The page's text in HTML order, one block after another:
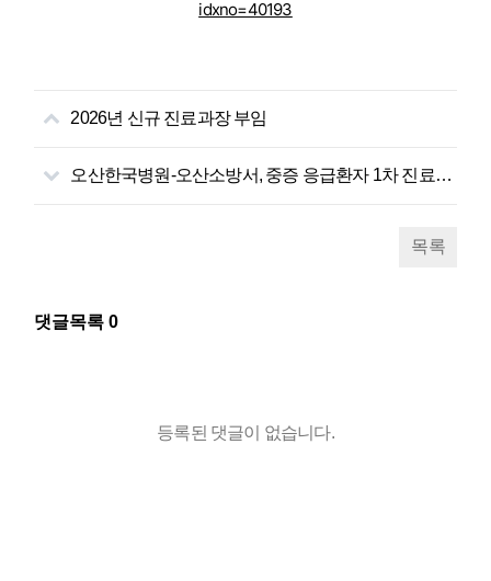
idxno=40193
2026년 신규 진료과장 부임
오산한국병원-오산소방서, 중증 응급환자 1차 진료권 보장을 위한 업무협약 체결
목록
댓글목록0
등록된 댓글이 없습니다.